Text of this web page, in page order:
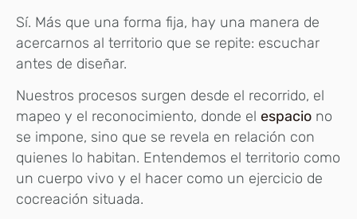
Sí. Más que una forma fija, hay una manera de
acercarnos al territorio que se repite: escuchar
antes de diseñar.
Nuestros procesos surgen desde el recorrido, el
mapeo y el reconocimiento, donde el espacio no
se impone, sino que se revela en relación con
quienes lo habitan. Entendemos el territorio como
un cuerpo vivo y el hacer como un ejercicio de
cocreación situada.